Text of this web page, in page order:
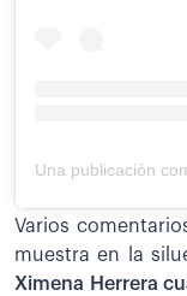
Varios
muestra en la
Ximena Herrera